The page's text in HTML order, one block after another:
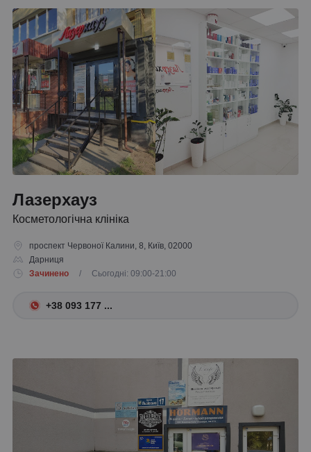
Лазерхауз
Косметологічна клініка
проспект Червоної Калини, 8, Київ, 02000
Дарниця
Зачинено
/ Сьогодні: 09:00-21:00
+38 093 177 ...